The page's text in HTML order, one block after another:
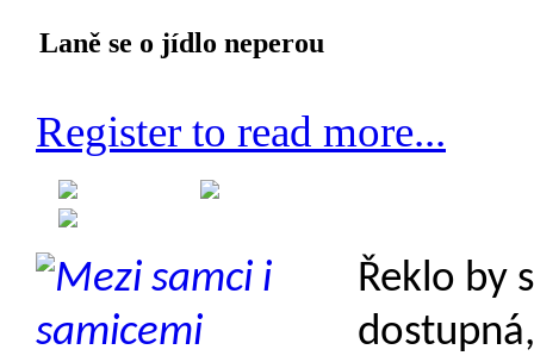
Laně se o jídlo neperou
Register to read more...
Řeklo by